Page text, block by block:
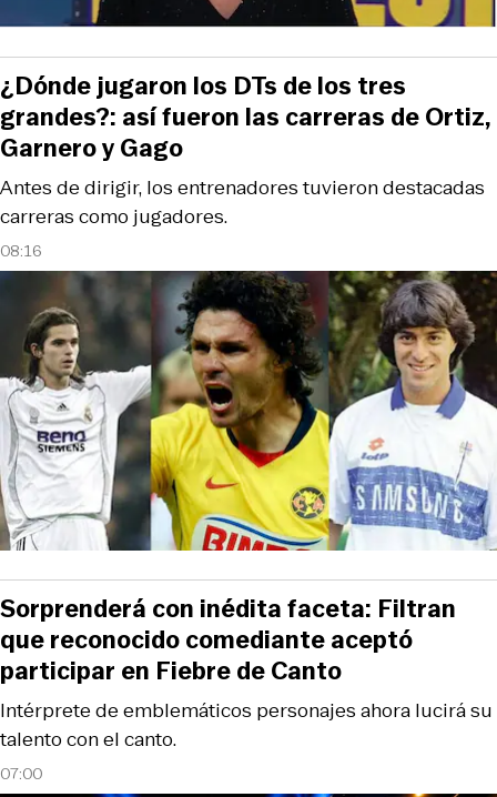
08:16
Antes de dirigir, los entrenadores tuvieron destacadas
carreras como jugadores.
¿Dónde jugaron los DTs de los tres
grandes?: así fueron las carreras de Ortiz,
Garnero y Gago
07:00
Intérprete de emblemáticos personajes ahora lucirá su
talento con el canto.
Sorprenderá con inédita faceta: Filtran
que reconocido comediante aceptó
participar en Fiebre de Canto